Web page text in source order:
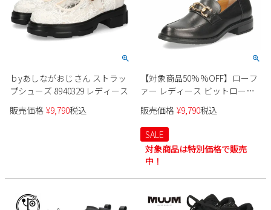
ｂyあしながおじさん ストラッ
プシューズ 8940329 レディース
販売価格 ¥9,790税込
【対象商品50%%OFF】ローフ
ァー レディース ビットローフ
ァー 本革 ローヒール あしなが
おじさん 2410173 黒 ブラック
ベージュコンビ 金具 防滑ソー
ル 靴
販売価格 ¥9,790税込
SALE
対象商品は特別価格で販売
中！